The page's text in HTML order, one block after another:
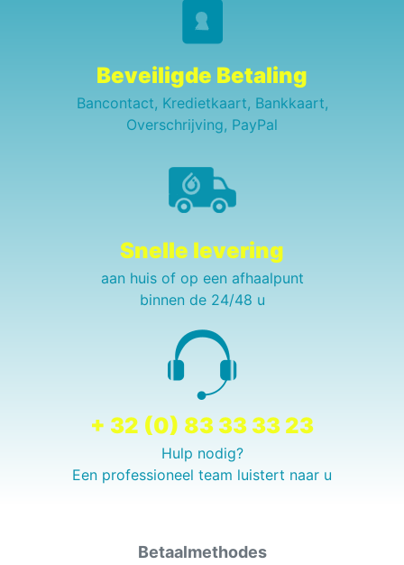
Beveiligde Betaling
Bancontact, Kredietkaart, Bankkaart,
Overschrijving, PayPal
Snelle levering
aan huis of op een afhaalpunt
binnen de 24/48 u
+ 32 (0) 83 33 33 23
Hulp nodig?
Een professioneel team luistert naar u
Betaalmethodes